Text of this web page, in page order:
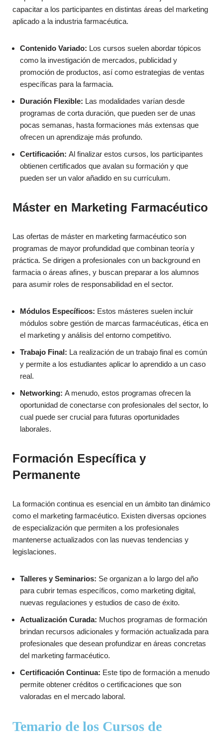
capacitar a los participantes en distintas áreas del marketing
aplicado a la industria farmacéutica.
Contenido Variado: Los cursos suelen abordar tópicos
como la investigación de mercados, publicidad y
promoción de productos, así como estrategias de ventas
específicas para la farmacia.
Duración Flexible: Las modalidades varían desde
programas de corta duración, que pueden ser de unas
pocas semanas, hasta formaciones más extensas que
ofrecen un aprendizaje más profundo.
Certificación: Al finalizar estos cursos, los participantes
obtienen certificados que avalan su formación y que
pueden ser un valor añadido en su currículum.
Máster en Marketing Farmacéutico
Las ofertas de máster en marketing farmacéutico son
programas de mayor profundidad que combinan teoría y
práctica. Se dirigen a profesionales con un background en
farmacia o áreas afines, y buscan preparar a los alumnos
para asumir roles de responsabilidad en el sector.
Módulos Específicos: Estos másteres suelen incluir
módulos sobre gestión de marcas farmacéuticas, ética en
el marketing y análisis del entorno competitivo.
Trabajo Final: La realización de un trabajo final es común
y permite a los estudiantes aplicar lo aprendido a un caso
real.
Networking: A menudo, estos programas ofrecen la
oportunidad de conectarse con profesionales del sector, lo
cual puede ser crucial para futuras oportunidades
laborales.
Formación Específica y
Permanente
La formación continua es esencial en un ámbito tan dinámico
como el marketing farmacéutico. Existen diversas opciones
de especialización que permiten a los profesionales
mantenerse actualizados con las nuevas tendencias y
legislaciones.
Talleres y Seminarios: Se organizan a lo largo del año
para cubrir temas específicos, como marketing digital,
nuevas regulaciones y estudios de caso de éxito.
Actualización Curada: Muchos programas de formación
brindan recursos adicionales y formación actualizada para
profesionales que desean profundizar en áreas concretas
del marketing farmacéutico.
Certificación Continua: Este tipo de formación a menudo
permite obtener créditos o certificaciones que son
valoradas en el mercado laboral.
Temario de los Cursos de